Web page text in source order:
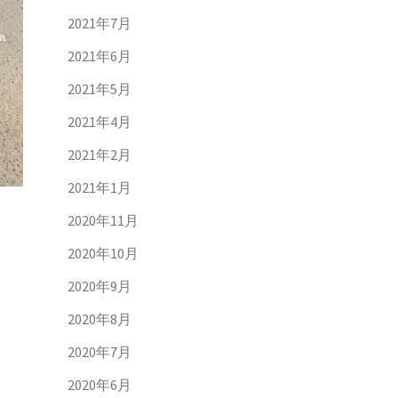
2021年7月
2021年6月
2021年5月
2021年4月
2021年2月
2021年1月
2020年11月
2020年10月
2020年9月
2020年8月
2020年7月
2020年6月